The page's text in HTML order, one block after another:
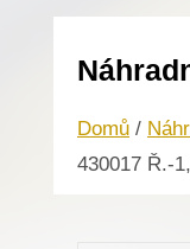
Domů /
430017 Ř.-